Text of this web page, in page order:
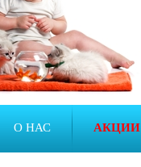
О НАС АКЦИИ